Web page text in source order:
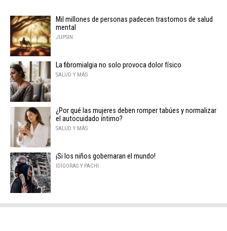
Mil millones de personas padecen trastornos de salud
mental
JUPSIN
La fibromialgia no solo provoca dolor físico
SALUD Y MÁS
¿Por qué las mujeres deben romper tabúes y normalizar
el autocuidado íntimo?
SALUD Y MÁS
¡Si los niños gobernaran el mundo!
IDÍGORAS Y PACHI